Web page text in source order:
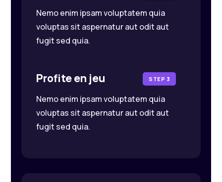
Nemo enim ipsam voluptatem quia
voluptas sit aspernatur aut odit aut
fugit sed quia.
STEP 3
Profite en jeu
Nemo enim ipsam voluptatem quia
voluptas sit aspernatur aut odit aut
fugit sed quia.